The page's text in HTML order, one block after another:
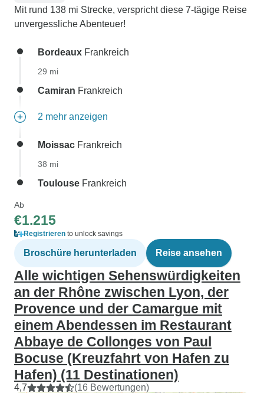
Mit rund 138 mi Strecke, verspricht diese 7-tägige Reise
unvergessliche Abenteuer!
Bordeaux Frankreich
29 mi
Camiran Frankreich
2 mehr anzeigen
Moissac Frankreich
38 mi
Toulouse Frankreich
Ab
€1.215
Registrieren to unlock savings
Broschüre herunterladen Reise ansehen
Alle wichtigen Sehenswürdigkeiten
an der Rhône zwischen Lyon, der
Provence und der Camargue mit
einem Abendessen im Restaurant
Abbaye de Collonges von Paul
Bocuse (Kreuzfahrt von Hafen zu
Hafen) (11 Destinationen)
4,7 (16 Bewertungen)